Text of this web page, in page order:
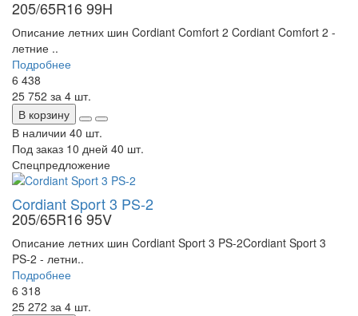
205/65R16 99H
Описание летних шин Cordiant Comfort 2 Cordiant Comfort 2 -
летние ..
Подробнее
6 438
25 752 за 4 шт.
В корзину
В наличии 40 шт.
Под заказ 10 дней 40 шт.
Спецпредложение
Cordiant Sport 3 PS-2
205/65R16 95V
Описание летних шин Cordiant Sport 3 PS-2Cordiant Sport 3
PS-2 - летни..
Подробнее
6 318
25 272 за 4 шт.